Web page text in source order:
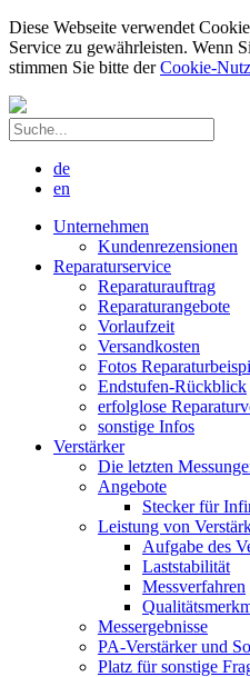
Diese Webseite verwendet
Service zu gewährleisten. Wenn
stimmen Sie bitte derCookie-
de
en
Unternehmen
Kundenrezensionen
Reparaturservice
Reparaturauftrag
Reparaturangebote
Vorlaufzeit
Versandkosten
Fotos
Endstufen-Rückblick
erfolglose
sonstige Infos
Verstärker
Die letzten
Angebote
Stecker für
Leistung von
Aufgabe des
Laststabilität
Messverfahren
Messergebnisse
PA-Verstärker und
Platz für sonstige